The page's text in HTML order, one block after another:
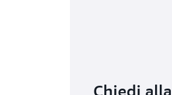
Chiedi